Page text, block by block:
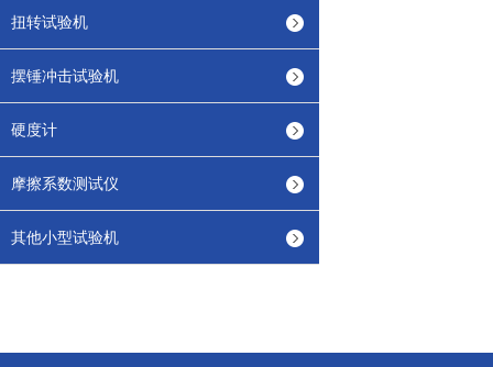
扭转试验机
摆锤冲击试验机
硬度计
摩擦系数测试仪
其他小型试验机